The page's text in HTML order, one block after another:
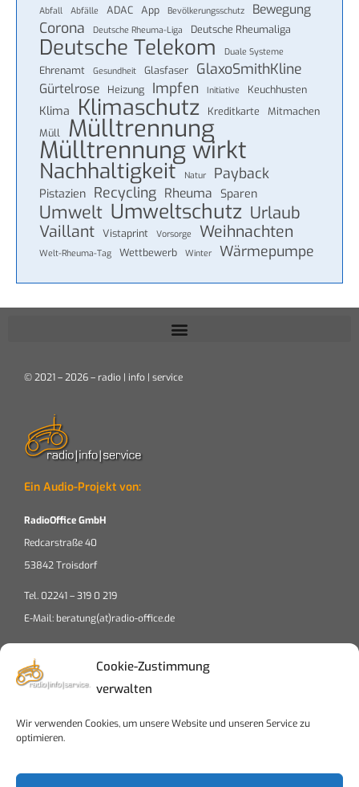
Cookie-Zustimmung
verwalten
Wir verwenden Cookies, um unsere Website und unseren Service zu
optimieren.
Abfall Abfälle ADAC App Bevölkerungsschutz Bewegung
Corona Deutsche Rheuma-Liga Deutsche Rheumaliga
Deutsche Telekom Duale Systeme
Ehrenamt Gesundheit Glasfaser GlaxoSmithKline
Gürtelrose Heizung Impfen Initiative Keuchhusten
Klima Klimaschutz Kreditkarte
Mitmachen
Müll
Mülltrennung
Mülltrennung wirkt
Nachhaltigkeit Natur Payback
Pistazien Recycling Rheuma Sparen
Umwelt Umweltschutz Urlaub
Vaillant Vistaprint Vorsorge Weihnachten
Welt-Rheuma-Tag Wettbewerb Winter Wärmepumpe
© 2021 – 2026 – radio | info | service
Ein Audio-Projekt von:
RadioOffice GmbH
Redcarstraße 40
53842 Troisdorf
Tel. 02241 – 319 0 219
E-Mail: beratung(at)radio-office.de
Cookierichtlinien